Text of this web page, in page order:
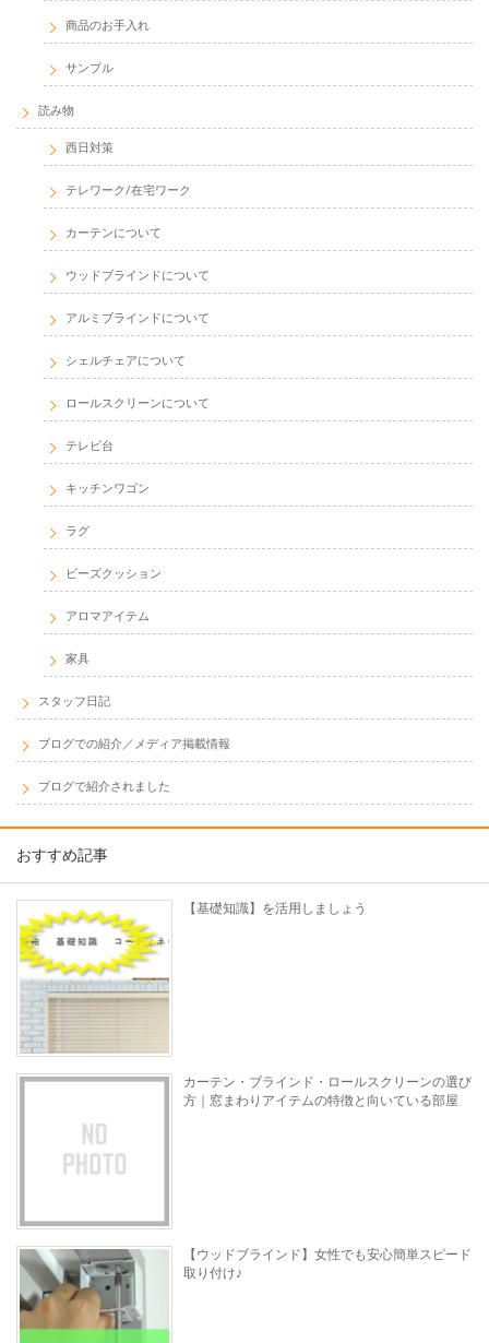
商品のお手入れ
サンプル
読み物
西日対策
テレワーク/在宅ワーク
カーテンについて
ウッドブラインドについて
アルミブラインドについて
シェルチェアについて
ロールスクリーンについて
テレビ台
キッチンワゴン
ラグ
ビーズクッション
アロマアイテム
家具
スタッフ日記
ブログでの紹介／メディア掲載情報
ブログで紹介されました
おすすめ記事
【基礎知識】を活用しましょう
カーテン・ブラインド・ロールスクリーンの選び
方｜窓まわりアイテムの特徴と向いている部屋
【ウッドブラインド】女性でも安心簡単スピード
取り付け♪